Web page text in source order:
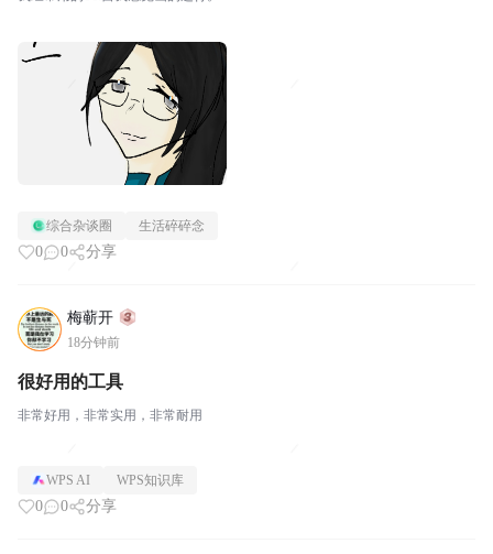
综合杂谈圈 生活碎碎念
0 0 分享
梅蕲开
18分钟前
很好用的工具
非常好用，非常实用，非常耐用
WPS AI WPS知识库
0 0 分享